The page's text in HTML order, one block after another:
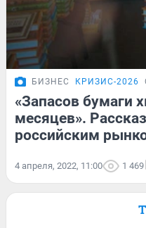
БИЗНЕС КРИЗИС-2026
«Запасов бумаги
месяцев».
российским
4 апреля, 2022, 11:00 1 469